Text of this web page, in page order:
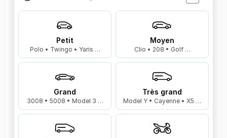
Petit
Polo • Twingo • Yaris …
Moyen
Clio • 208 • Golf …
Grand
3008 • 5008 • Model 3 …
Très grand
Model Y • Cayenne • X5 …